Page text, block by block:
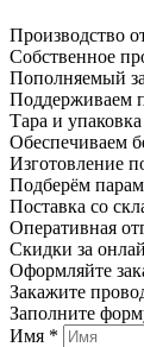
Производство
Собственное
Пополняемый
Поддерживаем
Тара и
Обеспечиваем
Изготовление
Подберём
Поставка со
Оперативная
Скидки за
Оформляйте
Закажите
Заполните
Имя *